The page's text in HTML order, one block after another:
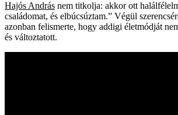
Hajós András nem titkolja: akkor ott
családomat, és elbúcsúztam.” Végül
azonban felismerte, hogy addigi életmódját
és változtatott.